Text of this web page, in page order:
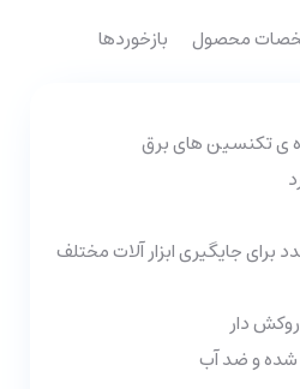
محصول بازخوردها
ی تکنسین های برق
برای جایگیری ابزار آلات مختلف
دار
و ضد آب